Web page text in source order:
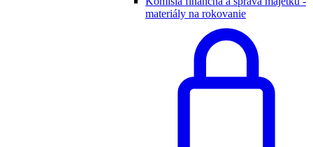
materiály na rokovanie